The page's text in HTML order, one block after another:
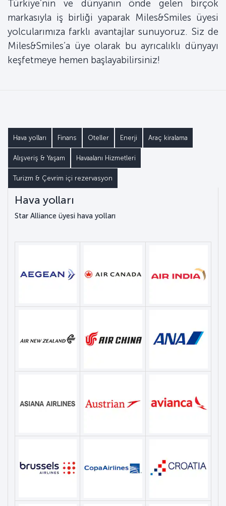
Türkiye’nin ve dünyanın önde gelen birçok
markasıyla iş birliği yaparak Miles&Smiles üyesi
yolcularımıza farklı avantajlar sunuyoruz. Siz de
Miles&Smiles’a üye olarak bu ayrıcalıklı dünyayı
keşfetmeye hemen başlayabilirsiniz!
Hava yolları Finans Oteller Enerji Araç kiralama
Alışveriş & Yaşam Havaalanı Hizmetleri
Turizm & Çevrim içi rezervasyon
Hava yolları
Star Alliance üyesi hava yolları